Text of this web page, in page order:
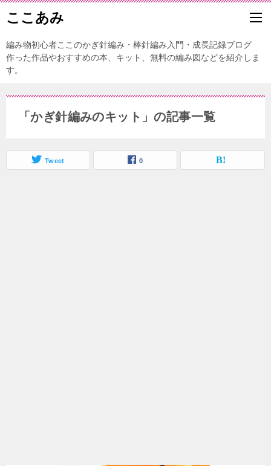
ここあみ
編み物初心者ここのかぎ針編み・棒針編み入門・成長記録ブログ
作った作品やおすすめの本、キット、無料の編み図などを紹介しま
す。
「かぎ針編みのキット」の記事一覧
Tweet 0